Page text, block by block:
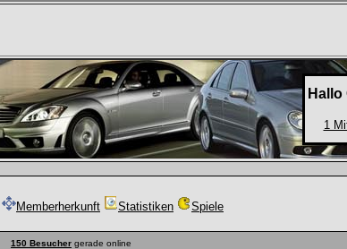
Hallo
1
Memberherkunft Statistiken Spiele
150 Besucher gerade online